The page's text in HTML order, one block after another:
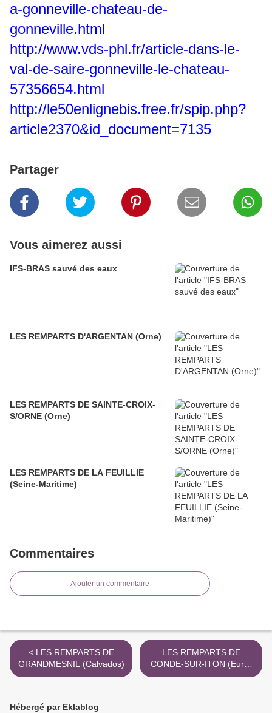
a-gonneville-chateau-de-
gonneville.html
http://www.vds-phl.fr/article-dans-le-
val-de-saire-gonneville-le-chateau-
57356654.html
http://le50enlignebis.free.fr/spip.php?
article2370&id_document=7135
Partager
Vous aimerez aussi
IFS-BRAS sauvé des eaux
LES REMPARTS D'ARGENTAN (Orne)
LES REMPARTS DE SAINTE-CROIX-
S/ORNE (Orne)
LES REMPARTS DE LA FEUILLIE
(Seine-Maritime)
Commentaires
Ajouter un commentaire
< LES REMPARTS DE
GRANDMESNIL (Calvados)
LES REMPARTS DE
CONDE-SUR-ITON (Eure)
>
Hébergé par Eklablog